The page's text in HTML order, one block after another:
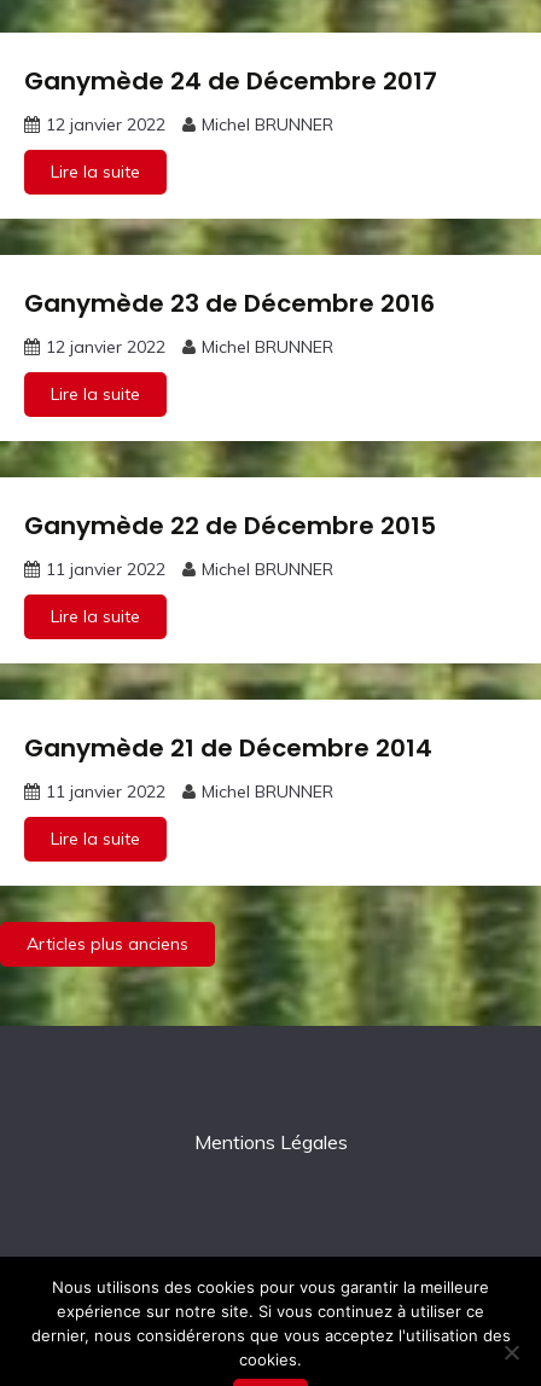
Ganymothèque
Ganymède 24 de Décembre 2017
12 janvier 2022 Michel BRUNNER
Lire la suite
Ganymothèque
Ganymède 23 de Décembre 2016
12 janvier 2022 Michel BRUNNER
Lire la suite
Ganymothèque
Ganymède 22 de Décembre 2015
11 janvier 2022 Michel BRUNNER
Lire la suite
Ganymothèque
Ganymède 21 de Décembre 2014
11 janvier 2022 Michel BRUNNER
Lire la suite
Navigation
des
articles
Articles plus anciens
Mentions Légales
All Rights Reserved 2026.
Proudly powered by WordPress
Theme: Fairy by
Nous utilisons des cookies pour vous garantir la meilleure
expérience sur notre site. Si vous continuez à utiliser ce
dernier, nous considérerons que vous acceptez l'utilisation des
cookies.